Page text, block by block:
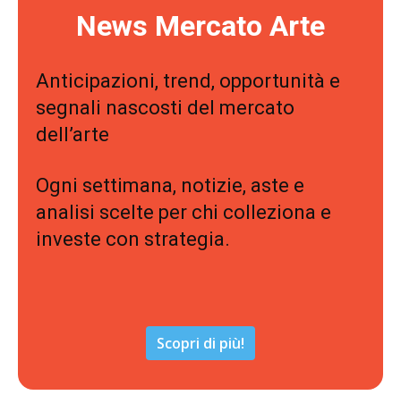
News Mercato Arte
Anticipazioni, trend, opportunità e
segnali nascosti del mercato
dell’arte
Ogni settimana, notizie, aste e
analisi scelte per chi colleziona e
investe con strategia.
Scopri di più!